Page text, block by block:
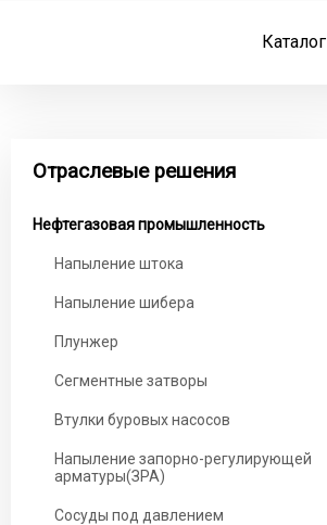
Каталог
Отраслевые решения
Нефтегазовая промышленность
Напыление штока
Напыление шибера
Плунжер
Сегментные затворы
Втулки буровых насосов
Напыление запорно-регулирующей
арматуры(ЗРА)
Сосуды под давлением